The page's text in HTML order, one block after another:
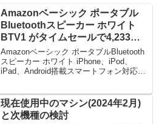
Amazonベーシック ポータブル
Bluetoothスピーカー ホワイト
BTV1 がタイムセールで4,233
円！
Amazonベーシック ポータブルBluetooth
スピーカー ホワイト iPhone、iPod、
iPad、Android搭載スマートフォン対応限
...
現在使用中のマシン(2024年2月)
と次機種の検討